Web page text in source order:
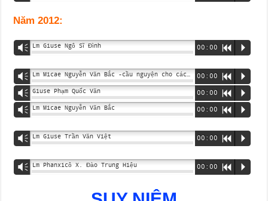
Năm 2012:
Vm Lm Giuse Ngô Sĩ Đình 00:00 R P
Vm Lm Micae Nguyễn Văn Bắc -cầu nguyện cho các gia đình (Mt 2, 13 – 18) 00:00 R
P
Vm
Giuse Phạm Quốc Văn 00:00 R
P
Vm
Lm Micae Nguyễn Văn Bắc 00:00 R P
Vm Lm Giuse Trần Văn Việt 00:00 R P
Vm Lm Phanxicô X. Đào Trung Hiệu 00:00 R P